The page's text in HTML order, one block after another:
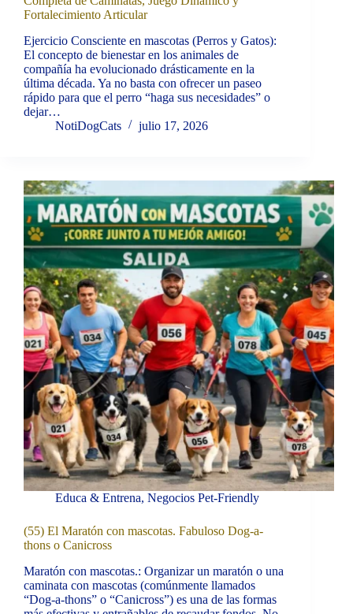
Fortalecimiento Articular
Ejercicio Consciente en mascotas (Perros y Gatos):
El concepto de bienestar en los animales de
compañía ha evolucionado drásticamente en la
última década. Ya no basta con ofrecer un paseo
rápido para que el perro “haga sus necesidades” o
dejar…
NotiDogCats
julio 17, 2026
Educa & Entrena, Negocios Pet-Friendly
(55) El Maratón con mascotas. Fabuloso Dog-a-
thons o Canicross
Maratón con mascotas.: Organizar un maratón o una
caminata con mascotas (comúnmente llamados
“Dog-a-thons” o “Canicross”) es una de las formas